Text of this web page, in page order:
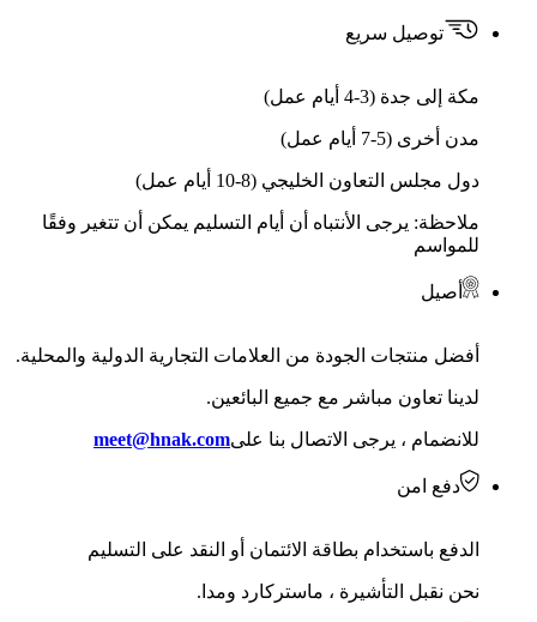
توصيل سريع
مكة إلى جدة (3-4 أيام عمل)
مدن أخرى (5-7 أيام عمل)
دول مجلس التعاون الخليجي (8-10 أيام عمل)
ملاحظة: يرجى الأنتباه أن أيام التسليم يمكن أن تتغير وفقًا
للمواسم
أصيل
أفضل منتجات الجودة من العلامات التجارية الدولية والمحلية.
لدينا تعاون مباشر مع جميع البائعين.
للانضمام ، يرجى الاتصال بنا علىmeet@hnak.com
دفع امن
الدفع باستخدام بطاقة الائتمان أو النقد على التسليم
نحن نقبل التأشيرة ، ماستركارد ومدا.